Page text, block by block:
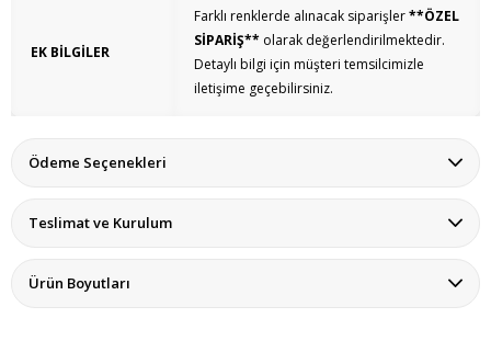
EK BİLGİLER
Farklı renklerde alınacak siparişler**ÖZEL
SİPARİŞ** olarak değerlendirilmektedir.
Detaylı bilgi için müşteri temsilcimizle
iletişime geçebilirsiniz.
Ödeme Seçenekleri
Teslimat ve Kurulum
Ürün Boyutları